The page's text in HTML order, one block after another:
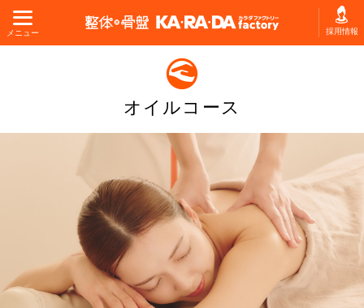
メニュー 採用情報
オイルコース